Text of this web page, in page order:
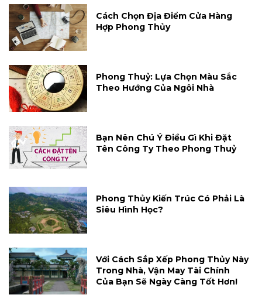
Cách Chọn Địa Điểm Cửa Hàng
Hợp Phong Thủy
Phong Thuỷ: Lựa Chọn Màu Sắc
Theo Hướng Của Ngôi Nhà
Bạn Nên Chú Ý Điều Gì Khi Đặt
Tên Công Ty Theo Phong Thuỷ
Phong Thủy Kiến Trúc Có Phải Là
Siêu Hình Học?
Với Cách Sắp Xếp Phong Thủy Này
Trong Nhà, Vận May Tài Chính
Của Bạn Sẽ Ngày Càng Tốt Hơn!